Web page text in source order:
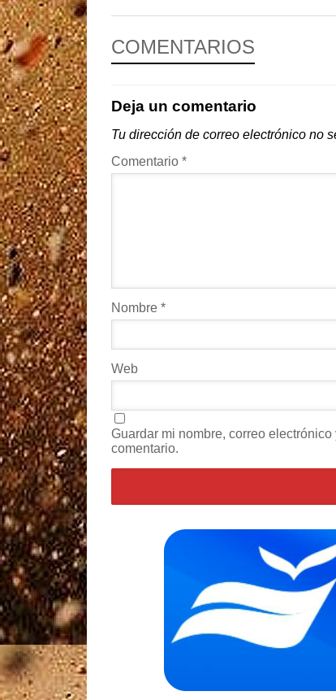
COMENTARIOS
Deja un comentario
Tu dirección de correo electrónico no
Comentario *
Nombre *
Web
Guardar mi nombre, correo
comentario.